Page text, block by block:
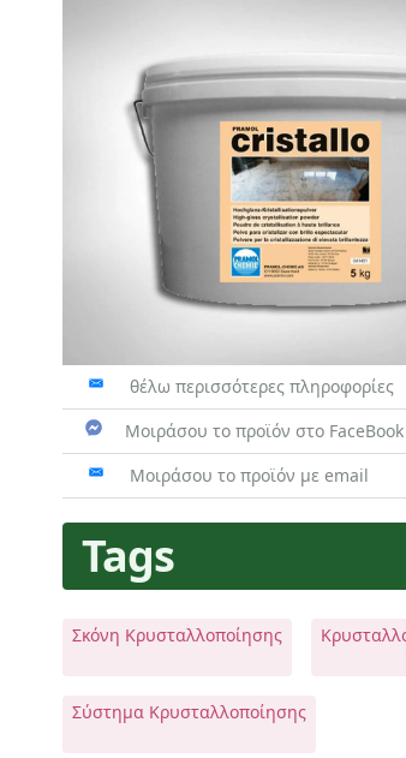
θέλω περισσότερες πληροφορίες
Μοιράσου το προϊόν στο FaceBook
Μοιράσου το προϊόν με email
Tags
Σκόνη Κρυσταλλοποίησης
Σύστημα Κρυσταλλοποίησης